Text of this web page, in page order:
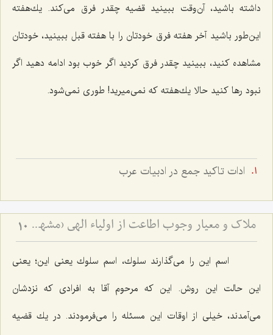
داشته باشید، آن‌وقت ببینید قضیه چقدر فرق می‌كند. یك‌هفته
این‌طور باشید آخر هفته فرق خودتان را با هفته قبل ببینید، خودتان
مشاهده كنید، ببینید چقدر فرق كردید اگر خوب بود ادامه دهید اگر
نبود رها كنید حالا یك‌هفته كه نمی‌میرید! طوری نمی‌شود.
ادات تاكيد جمع در ادبيات عرب
ملاک و معیار وجوب اطاعت از اولیاء الهی (مشهد مقدس) 10
اسم این را می‌گذارند سلوك، اسم سلوك یعنی این؛ یعنی
این حالت این روش. این كه مرحوم آقا به افرادی كه نزدشان
می‌آمدند، خیلی از اوقات این مسئله را می‌فرمودند. در یك قضیه